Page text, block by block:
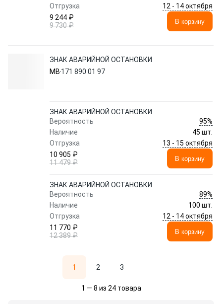
Отгрузка
12 - 14 октября
9 244 ₽
9 730 ₽
В корзину
ЗНАК АВАРИЙНОЙ ОСТАНОВКИ
MB 171 890 01 97
ЗНАК АВАРИЙНОЙ ОСТАНОВКИ
Вероятность
95%
Наличие
45 шт.
Отгрузка
13 - 15 октября
10 905 ₽
11 479 ₽
В корзину
ЗНАК АВАРИЙНОЙ ОСТАНОВКИ
Вероятность
89%
Наличие
100 шт.
Отгрузка
12 - 14 октября
11 770 ₽
12 389 ₽
В корзину
1 2 3
1 — 8 из 24 товара